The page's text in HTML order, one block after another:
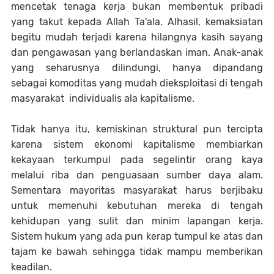
mencetak tenaga kerja bukan membentuk pribadi
yang takut kepada Allah Ta'ala. Alhasil, kemaksiatan
begitu mudah terjadi karena hilangnya kasih sayang
dan pengawasan yang berlandaskan iman. Anak-anak
yang seharusnya dilindungi, hanya dipandang
sebagai komoditas yang mudah dieksploitasi di tengah
masyarakat individualis ala kapitalisme.
Tidak hanya itu, kemiskinan struktural pun tercipta
karena sistem ekonomi kapitalisme membiarkan
kekayaan terkumpul pada segelintir orang kaya
melalui riba dan penguasaan sumber daya alam.
Sementara mayoritas masyarakat harus berjibaku
untuk memenuhi kebutuhan mereka di tengah
kehidupan yang sulit dan minim lapangan kerja.
Sistem hukum yang ada pun kerap tumpul ke atas dan
tajam ke bawah sehingga tidak mampu memberikan
keadilan.